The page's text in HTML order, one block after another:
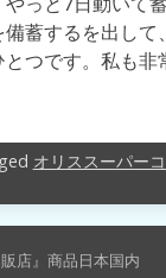
蓄するを出し
つです。私も
オリススーパー
店』商品日本国内